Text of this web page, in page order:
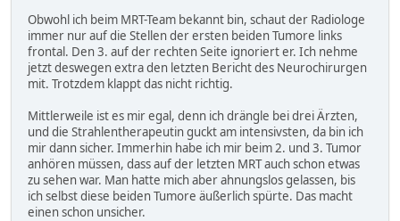
Obwohl ich beim MRT-Team bekannt bin, schaut der Radiologe
immer nur auf die Stellen der ersten beiden Tumore links
frontal. Den 3. auf der rechten Seite ignoriert er. Ich nehme
jetzt deswegen extra den letzten Bericht des Neurochirurgen
mit. Trotzdem klappt das nicht richtig.
Mittlerweile ist es mir egal, denn ich drängle bei drei Ärzten,
und die Strahlentherapeutin guckt am intensivsten, da bin ich
mir dann sicher. Immerhin habe ich mir beim 2. und 3. Tumor
anhören müssen, dass auf der letzten MRT auch schon etwas
zu sehen war. Man hatte mich aber ahnungslos gelassen, bis
ich selbst diese beiden Tumore äußerlich spürte. Das macht
einen schon unsicher.